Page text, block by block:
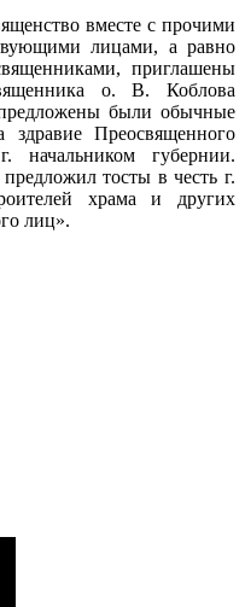
вместе с прочими
лицами, а равно
приглашены
о. В. Коблова
были обычные
Преосвященного
начальником губернии.
тосты в честь г.
храма и других
лиц».